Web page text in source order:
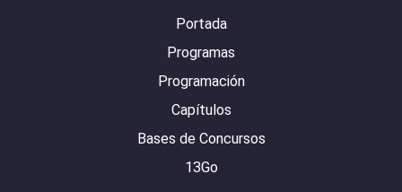
Portada
Programas
Programación
Capítulos
Bases de Concursos
13Go